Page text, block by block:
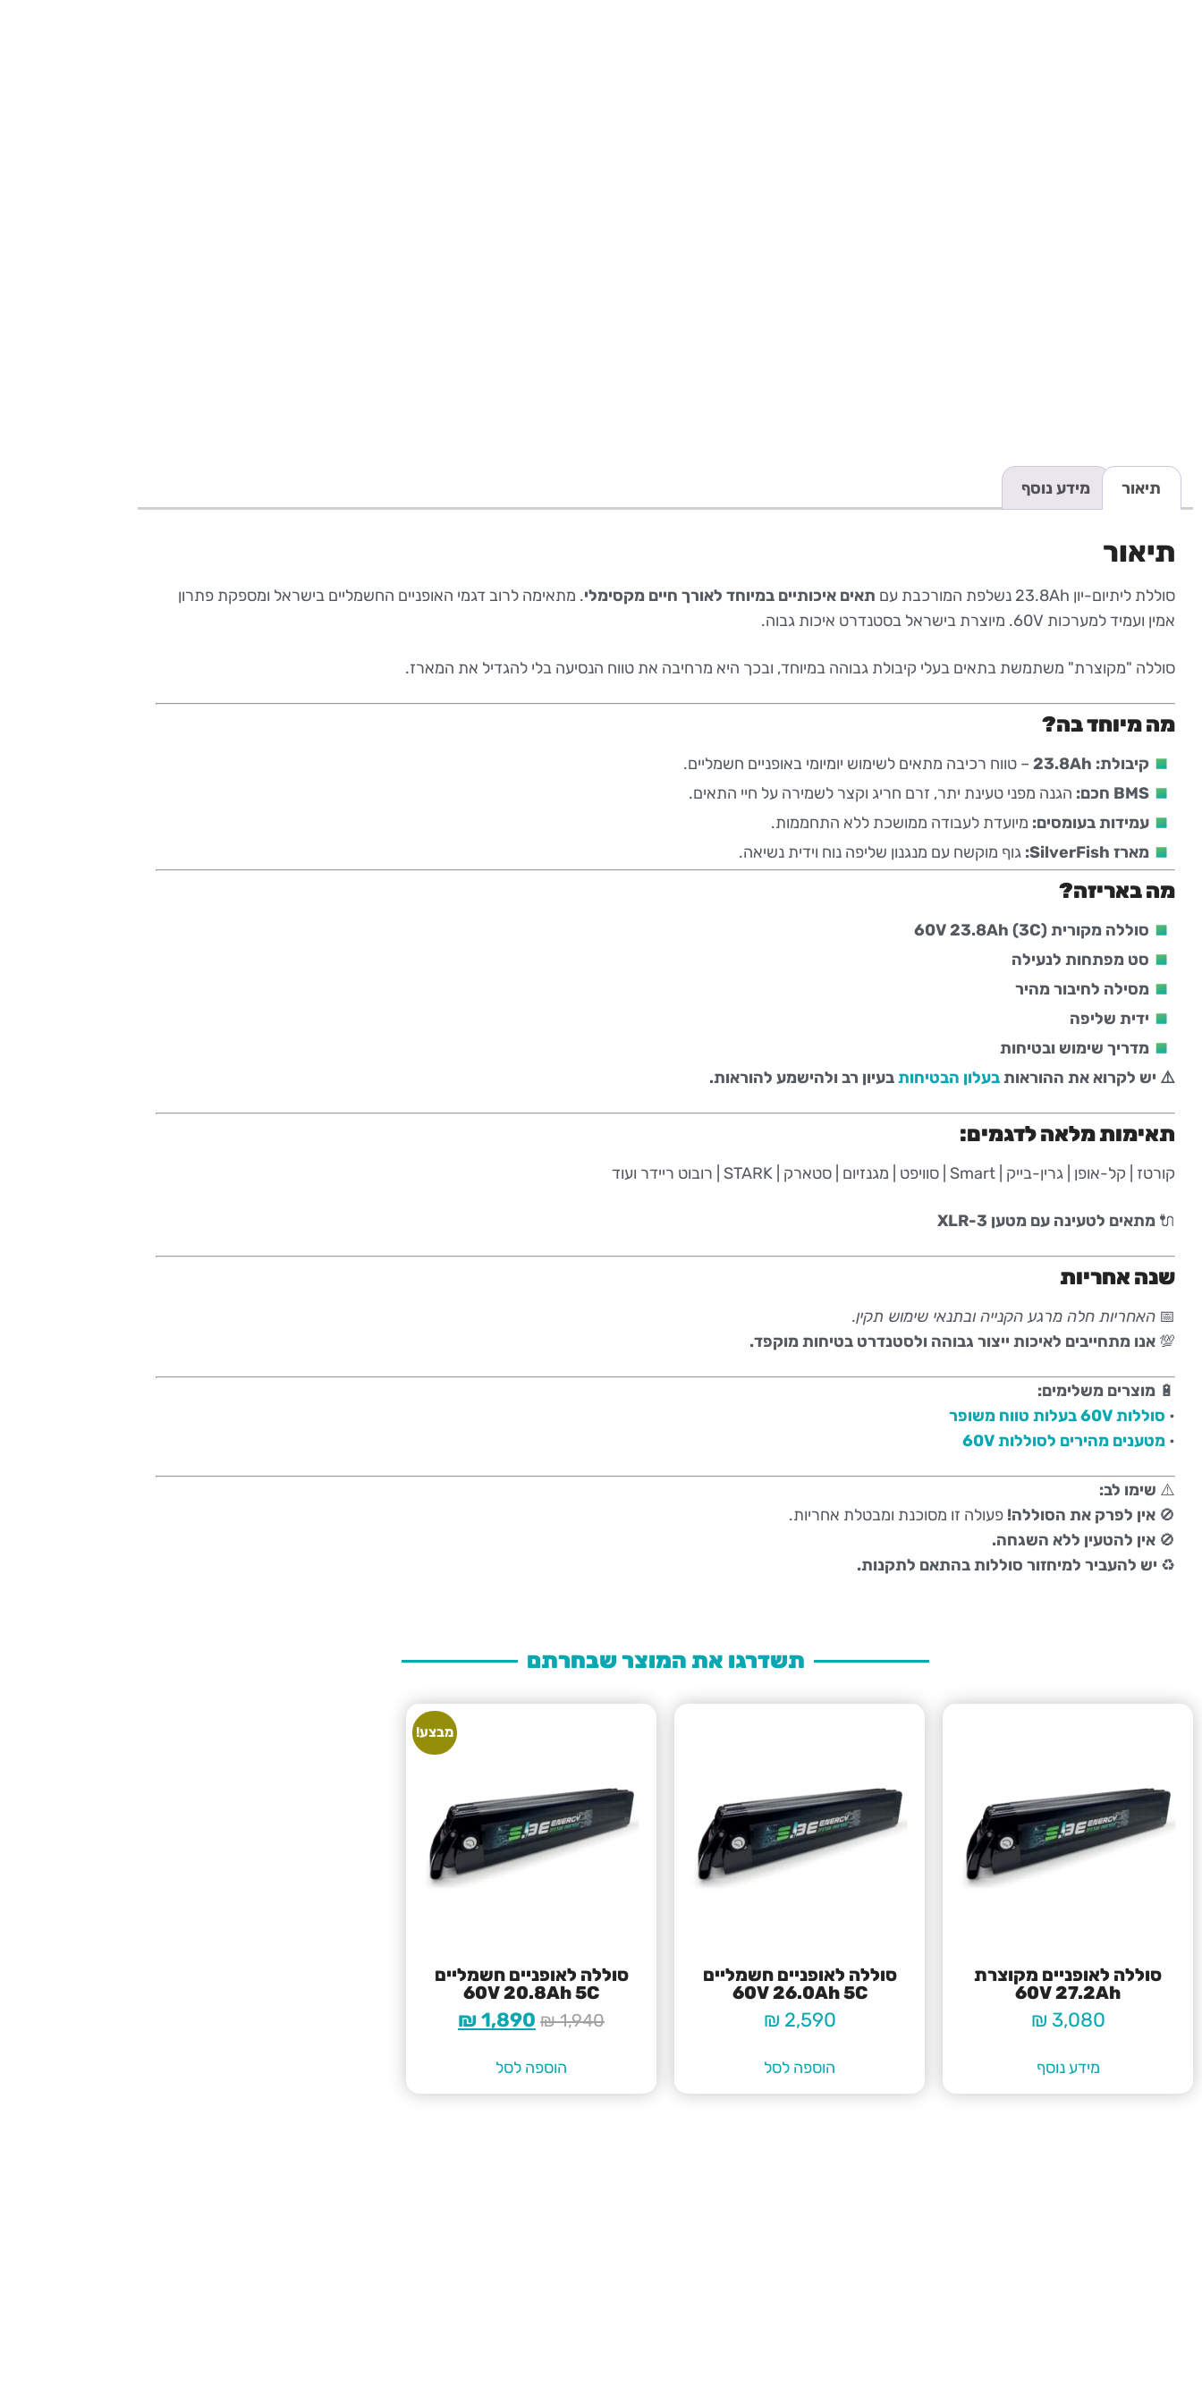
תיאור מידע נוסף
תיאור
סוללת ליתיום-יון 23.8Ah נשלפת המורכבת עם תאים איכותיים במיוחד לאורך חיים מקסימלי. מתאימה לרוב דגמי האופניים החשמליים בישראל ומספקת פתרון
אמין ועמיד למערכות 60V. מיוצרת בישראל בסטנדרט איכות גבוה.
סוללה "מקוצרת" משתמשת בתאים בעלי קיבולת גבוהה במיוחד, ובכך היא מרחיבה את טווח הנסיעה בלי להגדיל את המארז.
מה מיוחד בה?
קיבולת: 23.8Ah
– טווח רכיבה מתאים לשימוש יומיומי באופניים חשמליים.
BMS חכם:
הגנה מפני טעינת יתר, זרם חריג וקצר לשמירה על חיי התאים.
עמידות בעומסים: מיועדת לעבודה ממושכת ללא התחממות.
מארז SilverFish:
גוף מוקשח עם מנגנון שליפה נוח וידית נשיאה.
מה באריזה?
סוללה מקורית 60V 23.8Ah (3C)
סט מפתחות לנעילה
מסילה לחיבור מהיר
ידית שליפה
מדריך שימוש ובטיחות
⚠️ יש לקרוא את ההוראותבעלון הבטיחותבעיון רב ולהישמע להוראות.
תאימות מלאה לדגמים:
קורטז | קל-אופן | גרין-בייק | Smart | סוויפט | מגנזיום | סטארק | STARK | רובוט ריידר ועוד
🔌 מתאים לטעינה עם מטען XLR-3
שנה אחריות
📅 האחריות חלה מרגע הקנייה ובתנאי שימוש תקין.
💯 אנו מתחייבים לאיכות ייצור גבוהה ולסטנדרט בטיחות מוקפד.
🔋 מוצרים משלימים:
• סוללות 60V בעלות טווח משופר
• מטענים מהירים לסוללות 60V
⚠️ שימו לב:
🚫 אין לפרק את הסוללה! פעולה זו מסוכנת ומבטלת אחריות.
🚫 אין להטעין ללא השגחה.
♻️ יש להעביר למיחזור סוללות בהתאם לתקנות.
תשדרגו את המוצר שבחרתם
סוללה לאופניים מקוצרת
60V 27.2Ah
3,080
₪
מידע נוסף
סוללה לאופניים חשמליים
60V 26.0Ah 5C
2,590
₪
הוספה לסל
מבצע!
סוללה לאופניים חשמליים
60V 20.8Ah 5C
1,940
₪
1,890
₪
הוספה לסל